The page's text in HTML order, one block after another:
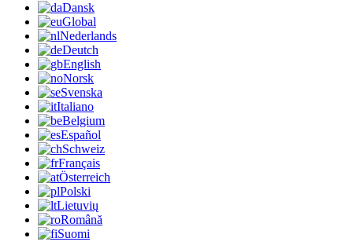
Dansk
Global
Nederlands
Deutch
English
Norsk
Svenska
Italiano
Belgium
Español
Schweiz
Français
Österreich
Polski
Lietuvių
Română
Suomi